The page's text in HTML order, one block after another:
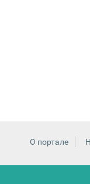
О портале